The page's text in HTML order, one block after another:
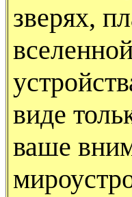
зверях,
виде
ваше